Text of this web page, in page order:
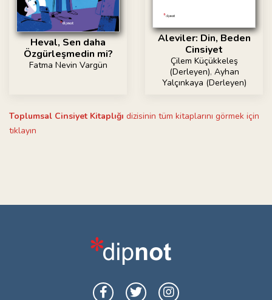
Heval, Sen daha
Özgürleşmedin mi?
Fatma Nevin Vargün
Aleviler: Din, Beden
Cinsiyet
Çilem Küçükkeleş
(Derleyen), Ayhan
Yalçınkaya (Derleyen)
Toplumsal Cinsiyet Kitaplığı dizisinin tüm kitaplarını görmek için
tıklayın